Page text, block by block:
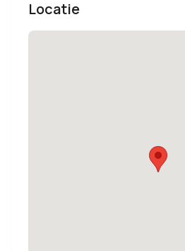
Locatie